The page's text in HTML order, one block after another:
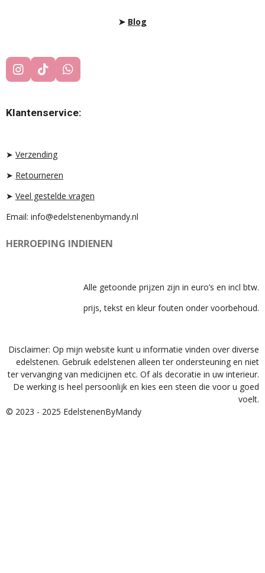
➤ Blog
I
N
T
A
A
T
I
T
O
W
H
T
S
Klantenservice:
➤ Verzending
➤ Retourneren
➤ Veel gestelde vragen
Email: info@edelstenenbymandy.nl
HERROEPING INDIENEN
Alle getoonde prijzen zijn in euro’s en incl btw.
prijs, tekst en kleur fouten onder voorbehoud.
Disclaimer: Op mijn website kunt u informatie vinden over diverse
edelstenen. Gebruik edelstenen alleen ter ondersteuning en niet
ter vervanging van medicijnen etc. Of als decoratie in uw interieur.
De werking is heel persoonlijk en kies een steen die voor u goed
voelt.
© 2023 - 2025 EdelstenenByMandy